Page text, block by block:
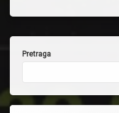
Pretraga